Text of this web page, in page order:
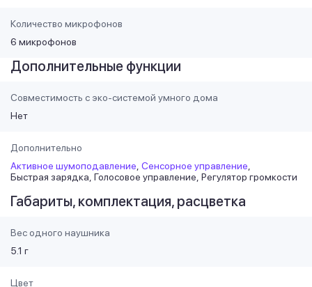
Количество микрофонов
6 микрофонов
Дополнительные функции
Совместимость с эко-системой умного дома
Нет
Дополнительно
Активное шумоподавление Сенсорное управление
Быстрая зарядка Голосовое управление Регулятор громкости
Габариты, комплектация, расцветка
Вес одного наушника
5.1 г
Цвет